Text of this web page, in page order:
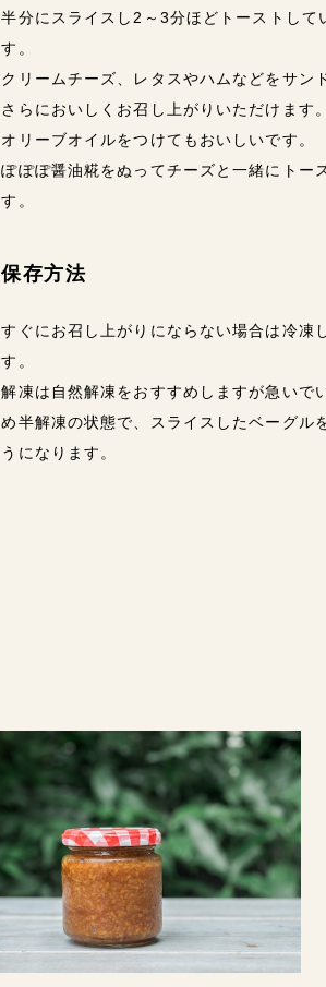
半分にスライスし2～3分ほどトーストして
す。
クリームチーズ、レタスやハムなどをサン
さらにおいしくお召し上がりいただけます。
オリーブオイルをつけてもおいしいです。
ぽぽぽ醤油糀をぬってチーズと一緒にトー
す。
保存方法
すぐにお召し上がりにならない場合は冷凍
す。
解凍は自然解凍をおすすめしますが急いで
め半解凍の状態で、スライスしたベーグル
うになります。